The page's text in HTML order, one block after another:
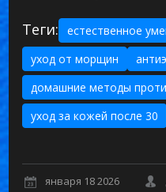
Теги:
естественное
уход от морщин
домашние методы
уход за кожей после 30
января 18 2026